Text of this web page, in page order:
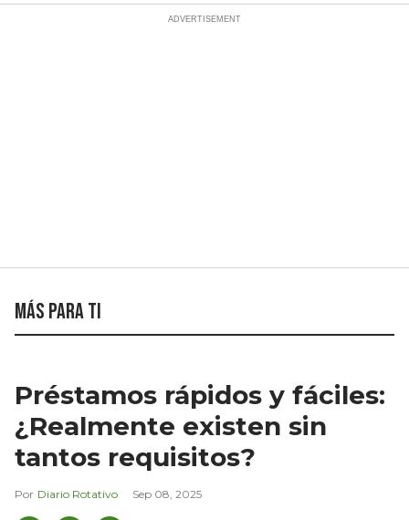
Más para ti
Préstamos rápidos y fáciles:
¿Realmente existen sin
tantos requisitos?
Diario Rotativo Sep 08, 2025